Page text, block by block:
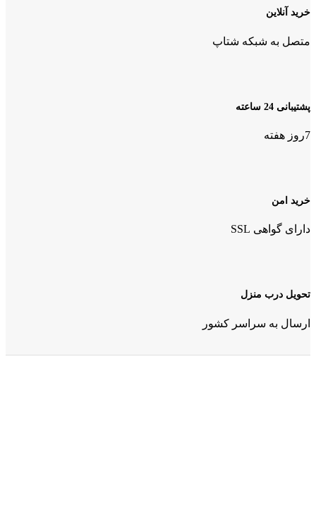
خرید آنلاین
متصل به شبکه شتاپ
پشتیبانی 24 ساعته
7روز هفته
خرید امن
دارای گواهی SSL
تحویل درب منزل
ارسال به سراسر کشور